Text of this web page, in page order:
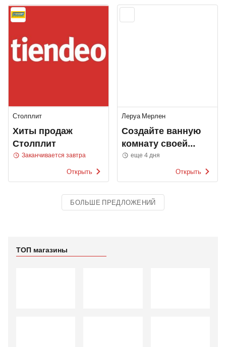
Столплит
Хиты продаж
Столплит
Заканчивается завтра
Открыть
Леруа Мерлен
Создайте ванную
комнату своей
мечты
еще 4 дня
Открыть
БОЛЬШЕ ПРЕДЛОЖЕНИЙ
ТОП магазины